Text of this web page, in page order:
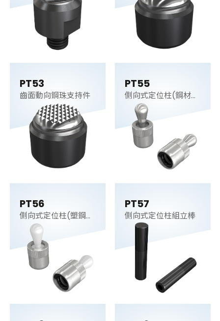
PT53
齒面動向鋼珠支持件
PT55
側向式定位柱(鋼材
梢)
PT56
側向式定位柱(塑鋼
梢)
PT57
側向式定位柱組立棒